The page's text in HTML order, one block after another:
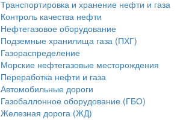
Транспортировка и хранение нефти и газа
Контроль качества нефти
Нефтегазовое оборудование
Подземные хранилища газа (ПХГ)
Газораспределение
Морские нефтегазовые месторождения
Переработка нефти и газа
Автомобильные дороги
Газобаллонное оборудование (ГБО)
Железная дорога (ЖД)